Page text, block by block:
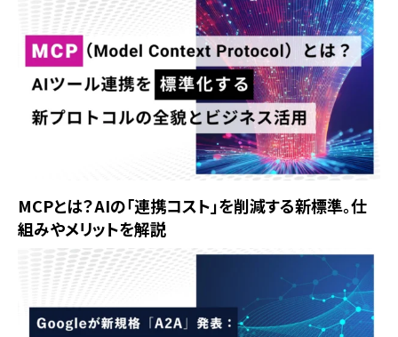
MCPとは？AIの「連携コスト」を削減する新標準。仕
組みやメリットを解説